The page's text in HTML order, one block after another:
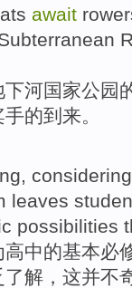
await
下河国家公园
手的到来。
, considering
leaves
possibilities
高中的基本必
了解 ， 这并不